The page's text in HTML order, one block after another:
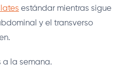
estándar mientras sigue
y el transverso
a la semana.